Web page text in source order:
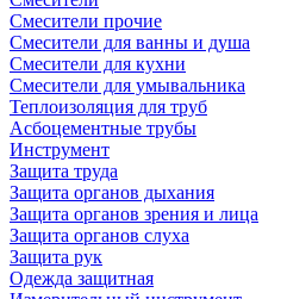
Смесители прочие
Смесители для ванны и душа
Смесители для кухни
Смесители для умывальника
Теплоизоляция для труб
Асбоцементные трубы
Инструмент
Защита труда
Защита органов дыхания
Защита органов зрения и лица
Защита органов слуха
Защита рук
Одежда защитная